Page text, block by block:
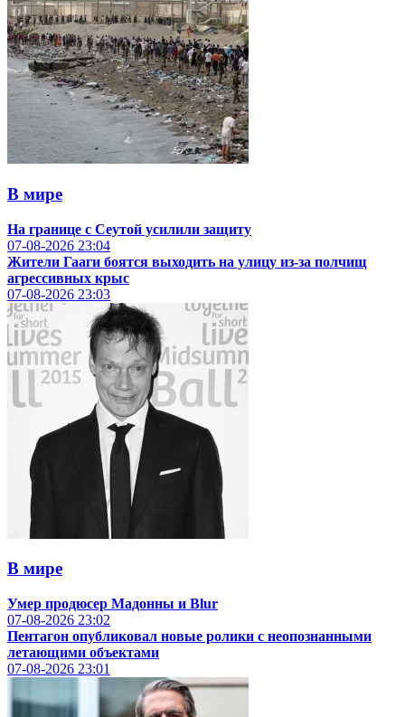
В мире
На границе с Сеутой усилили защиту
07-08-2026 23:04
Жители Гааги боятся выходить на улицу из-за полчищ
агрессивных крыс
07-08-2026 23:03
В мире
Умер продюсер Мадонны и Blur
07-08-2026 23:02
Пентагон опубликовал новые ролики с неопознанными
летающими объектами
07-08-2026 23:01